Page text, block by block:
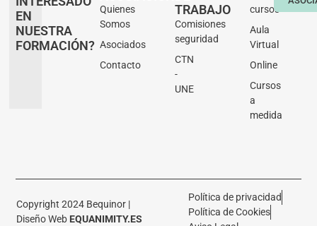
EN
NUESTRA
FORMACIÓN?
Quienes
Somos
Asociados
Contacto
TRABAJO
Comisiones
seguridad
CTN
-
UNE
cursos
Aula
Virtual
Online
Cursos
a
medida
Copyright 2024 Bequinor |
Diseño Web EQUANIMITY.ES
Política de privacidad
Política de Cookies